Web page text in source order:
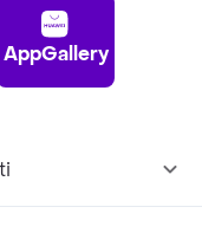
AppGallery